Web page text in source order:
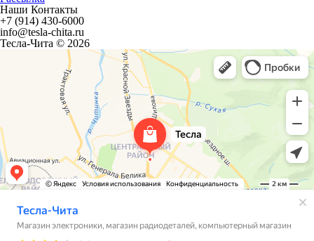
Наши Контакты
+7 (914) 430-6000
info@tesla-chita.ru
Тесла-Чита © 2026